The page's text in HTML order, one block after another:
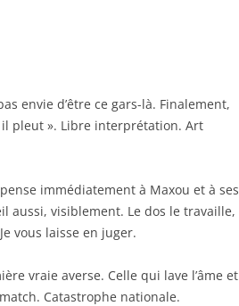
envie d’être ce gars-là. Finalement,
pleut ». Libre interprétation. Art
immédiatement à Maxou et à ses
aussi, visiblement. Le dos le travaille,
vous laisse en juger.
vraie averse. Celle qui lave l’âme et
Catastrophe nationale.